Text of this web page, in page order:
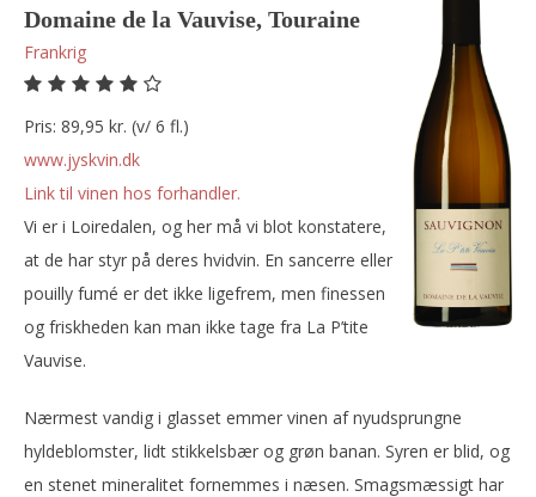
Domaine de la Vauvise, Touraine
Frankrig
Pris: 89,95 kr. (v/ 6 fl.)
www.jyskvin.dk
Link til vinen hos forhandler.
Vi er i Loiredalen, og her må vi blot konstatere,
at de har styr på deres hvidvin. En sancerre eller
pouilly fumé er det ikke ligefrem, men finessen
og friskheden kan man ikke tage fra La P’tite
Vauvise.
Nærmest vandig i glasset emmer vinen af nyudsprungne
hyldeblomster, lidt stikkelsbær og grøn banan. Syren er blid, og
en stenet mineralitet fornemmes i næsen. Smagsmæssigt har